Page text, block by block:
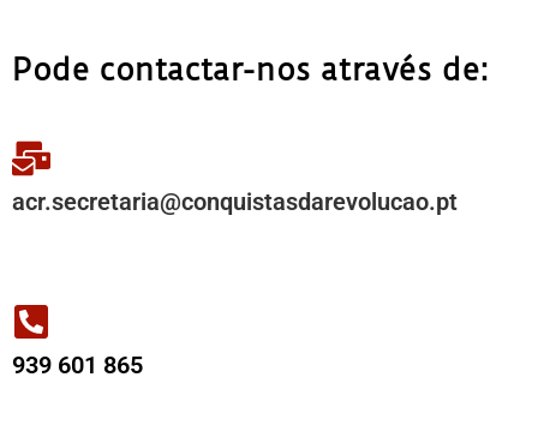
Pode contactar-nos através de:
acr.secretaria@conquistasdarevolucao.pt
939 601 865